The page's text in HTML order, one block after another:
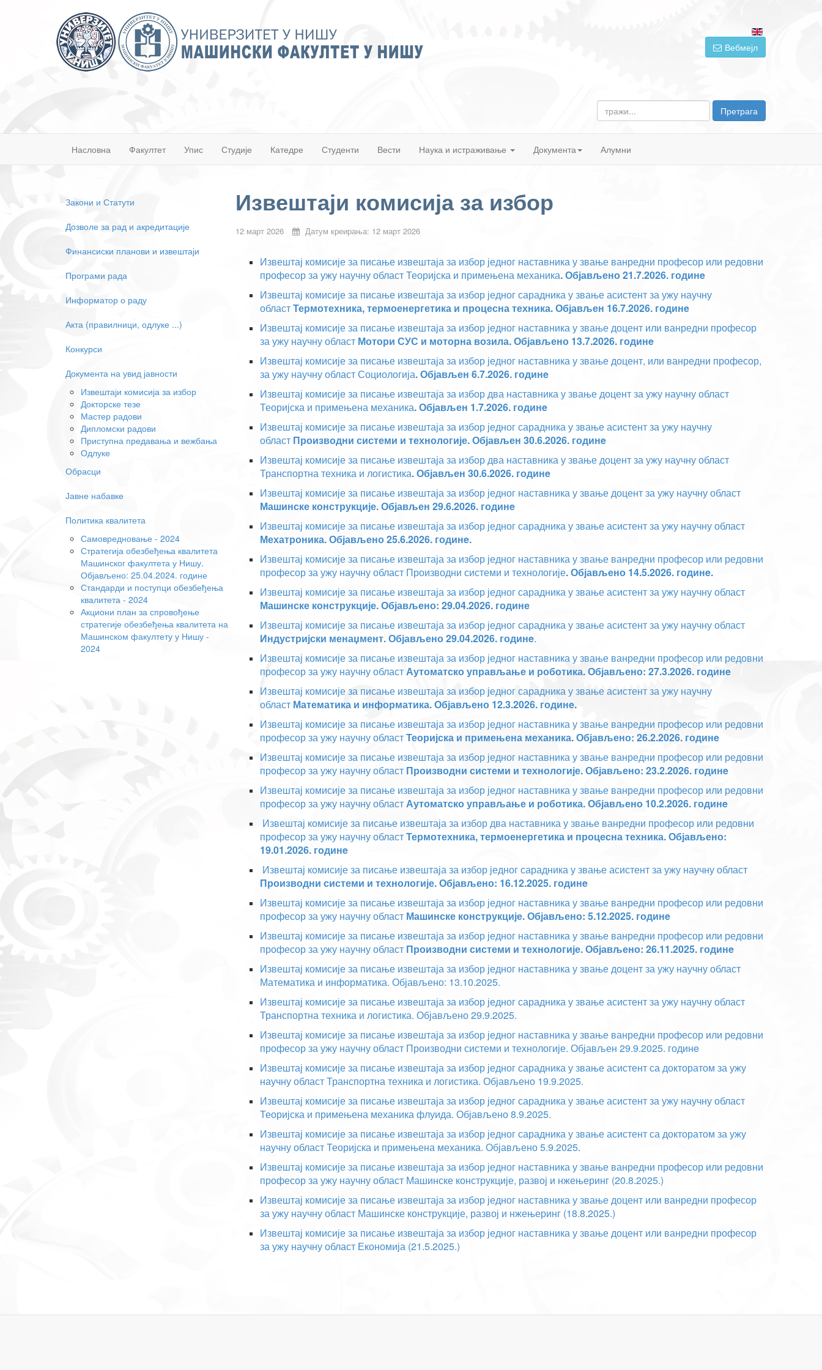
Вебмејл
Претрага
Насловна Факултет Упис Студије Катедре Студенти Вести Наука и истраживање Документа Алумни
Извештаји комисија за избор
12 март 2026 Датум креирања: 12 март 2026
Извештај комисије за писање извештаја за избор једног наставника у звање ванредни професор или редовни
професор за ужу научну област Теоријска и примењена механика. Објављено 21.7.2026. годинe
Извештај комисије за писање извештаја за избор једног сарадника у звање асистент за ужу научну
областТермотехника, термоенергетика и процесна техника. Објављен 16.7.2026. годинe
Извештај комисије за писање извештаја за избор једног наставника у звање доцент или ванредни професор
за ужу научну област Мотори СУС и моторна возила. Објављено 13.7.2026. годинe
Извештај комисије за писање извештаја за избор једног наставника у звање доцент, или ванредни професор,
за ужу научну област Социологија. Објављен 6.7.2026. годинe
Извештај комисије за писање извештаја за избор два наставника у звање доцент за ужу научну област
Теоријска и примењена механика. Објављен 1.7.2026. годинe
Извештај комисије за писање извештаја за избор једног сарадника у звање асистент за ужу научну
област Производни системи и технологије. Објављен 30.6.2026. годинe
Извештај комисије за писање извештаја за избор два наставника у звање доцент за ужу научну област
Транспортна техника и логистика. Објављен 30.6.2026. годинe
Извештај комисије за писање извештаја за избор једног наставника у звање доцент за ужу научну област
Машинске конструкције. Објављен 29.6.2026. годинe
Извештај комисије за писање извештаја за избор једног сарадника у звање асистент за ужу научну област
Мехатроника. Објављено 25.6.2026. годинe.
Извештај комисије за писање извештаја за избор једног наставника у звање ванредни професор или редовни
професор за ужу научну област Производни системи и технологије. Објављено 14.5.2026. годинe.
Извештај комисије за писање извештаја за избор једног сарадника у звање асистент за ужу научну област
Машинске конструкције. Објављено: 29.04.2026. године
Извештај комисије за писање извештаја за избор једног сарадника у звање асистент за ужу научну област
Индустријски менаџмент. Објављено 29.04.2026. годинe.
Извештај комисије за писање извештаја за избор једног наставника у звање ванредни професор или редовни
професор за ужу научну областАутоматско управљање и роботика. Објављено: 27.3.2026. годинe
Извештај комисије за писање извештаја за избор једног сарадника у звање асистент за ужу научну
област Математика и информатика. Објављено 12.3.2026. годинe.
Извештај комисије за писање извештаја за избор једног наставника у звање ванредни професор или редовни
професор за ужу научну областТеоријска и примењена механика. Објављено: 26.2.2026. годинe
Извештај комисије за писање извештаја за избор једног наставника у звање ванредни професор или редовни
професор за ужу научну област Производни системи и технологије. Објављено: 23.2.2026. годинe
Извештај комисије за писање извештаја за избор једног наставника у звање ванредни професор или редовни
професор за ужу научну областАутоматско управљање и роботика. Објављено 10.2.2026. годинe
Извештај комисије за писање извештаја за избор два наставника у звање ванредни професор или редовни
професор за ужу научну областТермотехника, термоенергетика и процесна техника. Објављено:
19.01.2026. годинe
Извештај комисије за писање извештаја за избор једног сарадника у звање асистент за ужу научну област
Производни системи и технологије. Објављено: 16.12.2025. годинe
Извештај комисије за писање извештаја за избор једног наставника у звање ванредни професор или редовни
професор за ужу научну област Машинске конструкције. Објављено: 5.12.2025. годинe
Извештај комисије за писање извештаја за избор једног наставника у звање ванредни професор или редовни
професор за ужу научну област Производни системи и технологије. Објављено: 26.11.2025. годинe
Извештај комисије за писање извештаја за избор једног наставника у звање доцент за ужу научну област
Математика и информатика. Објављено: 13.10.2025.
Извештај комисије за писање извештаја за избор једног сарадника у звање асистент за ужу научну област
Транспортна техника и логистика. Објављено 29.9.2025.
Извештај комисије за писање извештаја за избор једног наставника у звање ванредни професор или редовни
професор за ужу научну област Производни системи и технологије. Објављен 29.9.2025. годинe
Извештај комисије за писање извештаја за избор једног сарадника у звање асистент са докторатом за ужу
научну област Транспортна техника и логистика. Објављено 19.9.2025.
Извештај комисије за писање извештаја за избор једног сарадника у звање асистент за ужу научну област
Теоријска и примењена механика флуида. Објављено 8.9.2025.
Извештај комисије за писање извештаја за избор једног сарадника у звање асистент са докторатом за ужу
научну област Теоријска и примењена механика. Објављено 5.9.2025.
Извештај комисије за писање извештаја за избор једног наставника у звање ванредни професор или редовни
професор за ужу научну област Машинске конструкције, развој и нжењеринг (20.8.2025.)
Извештај комисије за писање извештаја за избор једног наставника у звање доцент или ванредни професор
за ужу научну област Машинске конструкције, развој и нжењеринг (18.8.2025.)
Извештај комисије за писање извештаја за избор једног наставника у звање доцент или ванредни професор
за ужу научну област Економија (21.5.2025.)
Закони и Статути
Дозволе за рад и акредитације
Финансиски планови и извештаји
Програми рада
Информатор о раду
Акта (правилници, одлуке ...)
Конкурси
Документа на увид јавности
Извештаји комисија за избор
Докторске тезе
Мастер радови
Дипломски радови
Приступна предавања и вежбања
Одлуке
Обрасци
Јавне набавке
Политика квалитета
Самовредновање - 2024
Стратегија обезбеђења квалитета
Машинског факултета у Нишу.
Објављено: 25.04.2024. године
Стандарди и поступци обезбеђења
квалитета - 2024
Акциони план за спровођење
стратегије обезбеђења квалитета на
Машинском факултету у Нишу -
2024